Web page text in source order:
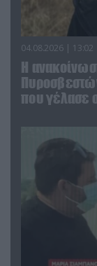
04.08.2026 | 13:02
Η
που γέλασε